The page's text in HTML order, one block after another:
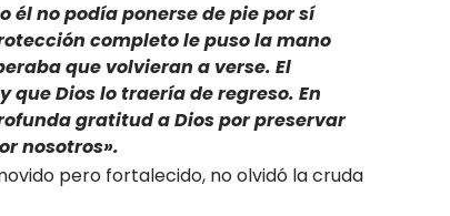
él no podía ponerse de pie por sí
completo le puso la mano
que volvieran a verse. El
Dios lo traería de regreso. En
gratitud a Dios por preservar
nosotros».
pero fortalecido, no olvidó la cruda